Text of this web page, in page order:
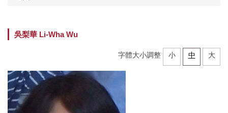
學位考試
分醫團隊
研究成果
吳梨華 Li-Wha Wu
字體大小調整 小 中 大